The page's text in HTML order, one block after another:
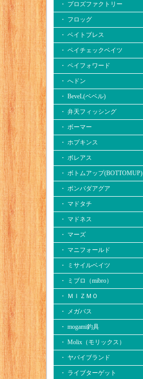
・ プロズファクトリー
・ フロッグ
・ ベイトブレス
・ ペイチェックベイツ
・ ペイフォワード
・ へドン
・ BeveL(ベベル)
・ 弁天フィッシング
・ ボーマー
・ ホプキンス
・ ボレアス
・ ボトムアップ(BOTTOMUP)
・ ボンバダアグア
・ マドタチ
・ マドネス
・ マーズ
・ マニフォールド
・ ミサイルベイツ
・ ミブロ（mibro）
・ ＭＩＺＭＯ
・ メガバス
・ mogami釣具
・ Molix（モリックス）
・ ヤバイブランド
・ ライブターゲット